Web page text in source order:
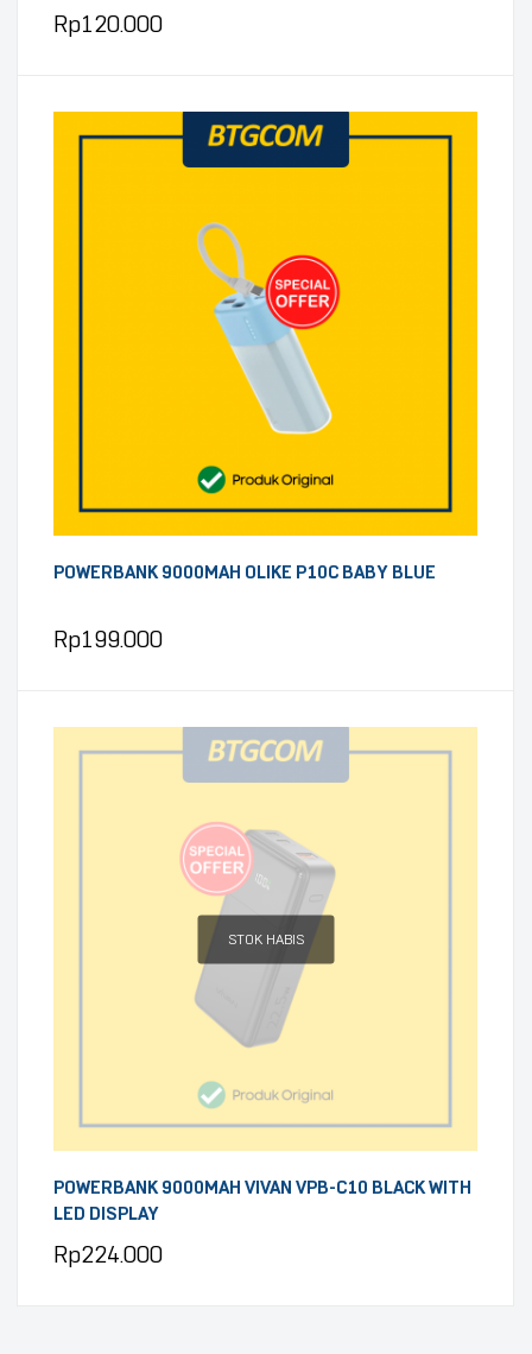
Rp120.000
POWERBANK 9000MAH OLIKE P10C BABY BLUE
Rp199.000
STOK HABIS
POWERBANK 9000MAH VIVAN VPB-C10 BLACK WITH
LED DISPLAY
Rp224.000